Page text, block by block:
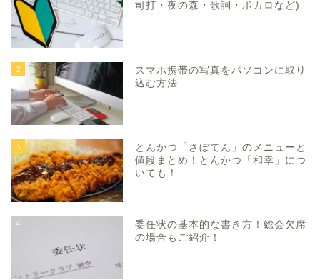
司打・夜の森・歌詞・ボカロなど)
2
スマホ携帯の写真をパソコンに取り
込む方法
3
とんかつ「さぼてん」のメニューと
値段まとめ！とんかつ「和幸」につ
いても！
4
委任状の基本的な書き方！総会欠席
の場合もご紹介！